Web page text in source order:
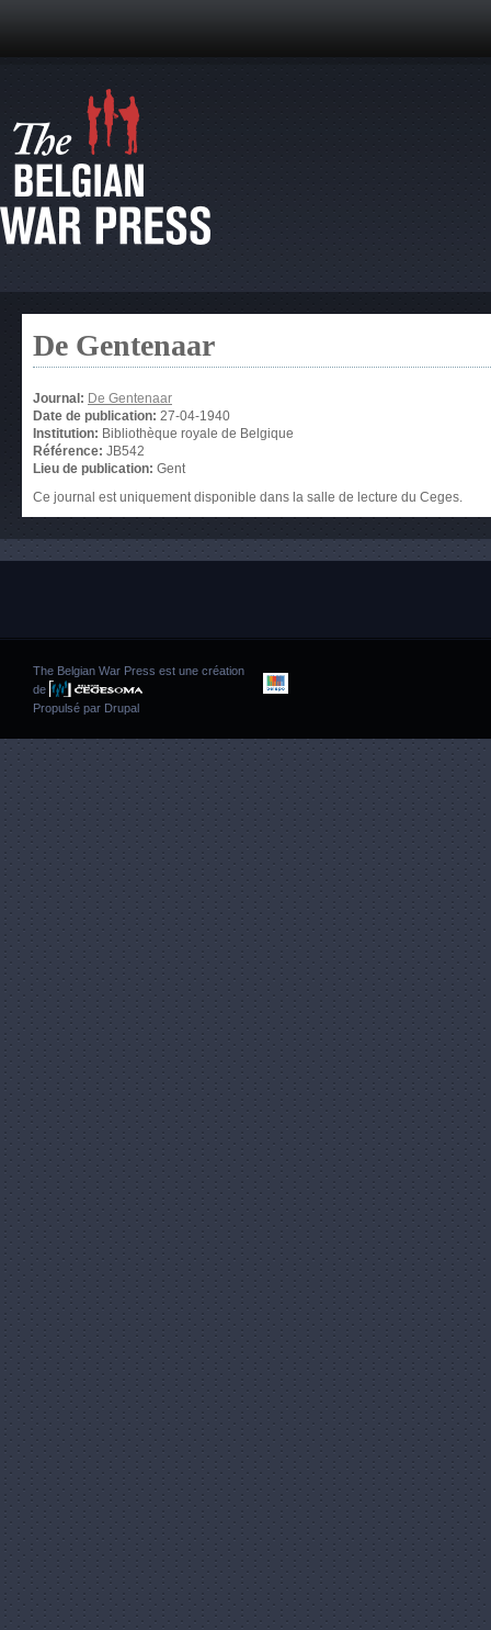
De Gentenaar
Journal: De Gentenaar
Date de publication: 27-04-1940
Institution: Bibliothèque royale de Belgique
Référence: JB542
Lieu de publication: Gent
Ce journal est uniquement disponible dans la salle de lecture du Ceges.
The Belgian War Press est une création
de
Propulsé par Drupal